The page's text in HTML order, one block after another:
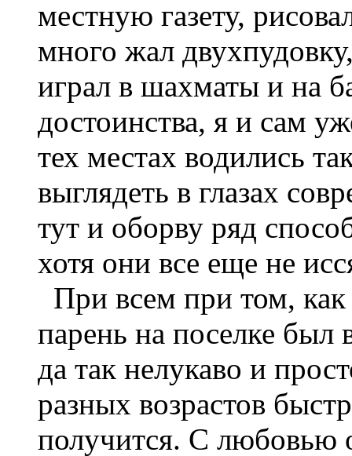
местную газету,
много жал
играл в шахматы и на
достоинства, я и сам
тех местах водились
выглядеть в глазах
тут и оборву ряд
хотя они все еще не
При всем при том,
парень на поселке был
да так нелукаво и
разных возрастов
получится. С любовью